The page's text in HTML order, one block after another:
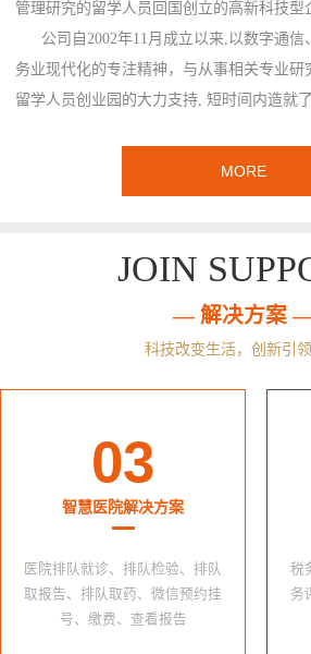
管理研究的留学人员回国创立的高新科技
公司自2002年11月成立以来,以数字通信
务业现代化的专注精神，与从事相关专业研
留学人员创业园的大力支持, 短时间内造就
MORE
JOIN
— 解决方案
科技改变生活，创新引
03
智慧医院解决方案
医院排队就诊、排队检验、排队
取报告、排队取药、微信预约挂
号、缴费、查看报告
税
务